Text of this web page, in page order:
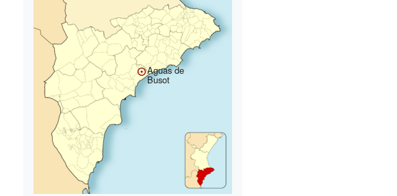
Aguas de
Busot